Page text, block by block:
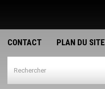
CONTACT PLAN DU SITE